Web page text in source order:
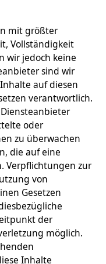
mit größter
Vollständigkeit
wir jedoch keine
sind wir
auf diesen
verantwortlich.
Diensteanbieter
oder
zu überwachen
die auf eine
Verpflichtungen zur
von
Gesetzen
der
möglich.
Inhalte